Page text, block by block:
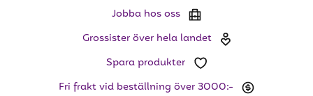
Jobba hos oss
Grossister över hela landet
Spara produkter
Fri frakt vid beställning över 3000:-